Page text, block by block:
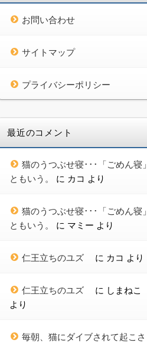
お問い合わせ
サイトマップ
プライバシーポリシー
最近のコメント
猫のうつぶせ寝･･･「ごめん寝」
ともいう。
に カコ より
猫のうつぶせ寝･･･「ごめん寝」
ともいう。
に マミー より
仁王立ちのユズ に カコ より
仁王立ちのユズ に しまねこ
より
毎朝、猫にダイブされて起こさ